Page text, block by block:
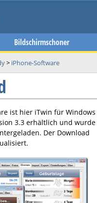
Bildschirmschoner
> iPhone-Software
ist hier iTwin für Windows
3.3 erhältlich und wurde
Der Download